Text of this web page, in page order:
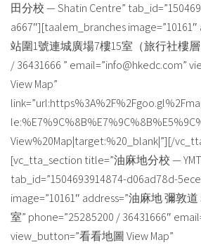
田分校 — Shatin Centre”
a667″][taalem_branches
站圍1號連城廣場7樓15室（旅行社樓層
/ 36431666 ” email=”info@hkedc.com”
View Map”
View%20Map|target:%20_blank|”][/
[vc_tta_section title=”油麻地分校 —
tab_id=”1504693914874-d06ad78d-
image=”10161″ address=”油麻地 彌敦
室” phone=”25285200 / 36431666″
view_button=”看看地圖 View Map”